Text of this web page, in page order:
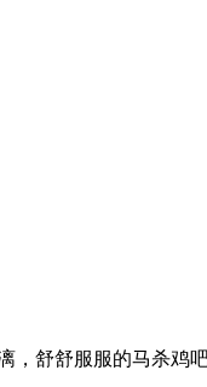
舒舒服服的马杀鸡